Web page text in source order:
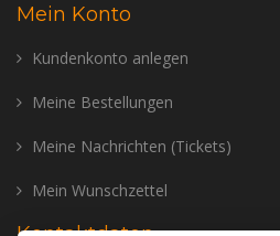
Mein Konto
Kundenkonto anlegen
Meine Bestellungen
Meine Nachrichten (Tickets)
Mein Wunschzettel